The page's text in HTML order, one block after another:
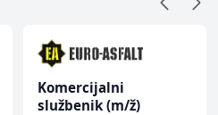
Komercijalni
službenik (m/ž)